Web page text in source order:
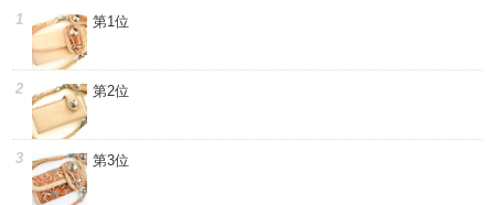
第1位
第2位
第3位